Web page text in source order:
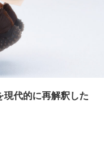
現代的に再解釈した